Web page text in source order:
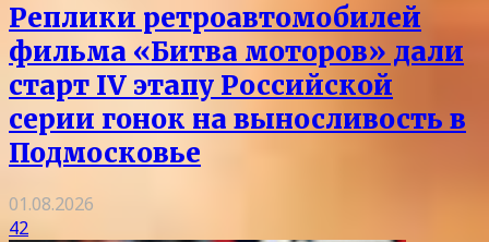
Реплики ретроавтомобилей
фильма «Битва моторов» дали
старт IV этапу Российской
серии гонок на выносливость в
Подмосковье
01.08.2026
42